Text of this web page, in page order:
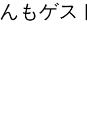
もゲス